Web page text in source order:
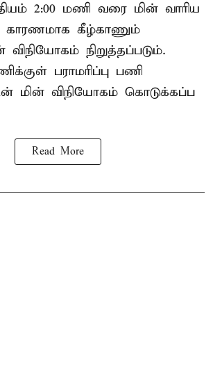
2:00 மணி வரை மின் வாரிய
காரணமாக கீழ்காணும்
நிறுத்தப்படும்.
பராமரிப்பு பணி
மின் விநியோகம் கொடுக்கப்ப
Read More